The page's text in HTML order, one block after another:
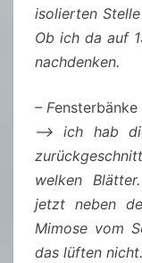
isolierten
Ob ich da auf
nachdenken.
– Fensterbänke
–> ich hab
welken
jetzt neben
Mimose vom
das lüften